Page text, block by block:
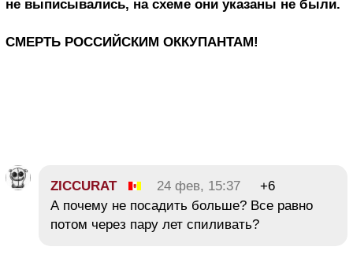
не выписывались, на схеме они указаны не были.
СМЕРТЬ РОССИЙСКИМ ОККУПАНТАМ!
ZICCURAT 24 фев, 15:37
+6
А почему не посадить больше? Все равно
потом через пару лет спиливать?